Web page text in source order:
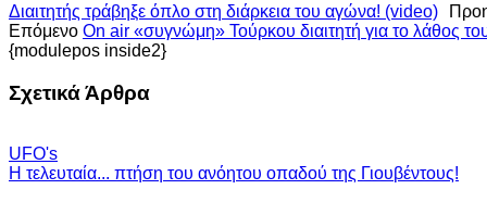
Διαιτητής τράβηξε όπλο στη διάρκεια του αγώνα! (video)
Επόμενο On air «συγνώμη» Τούρκου διαιτητή για το λάθος
{modulepos inside2}
Σχετικά Άρθρα
UFO's
Η τελευταία... πτήση του ανόητου οπαδού της Γιουβέντους!